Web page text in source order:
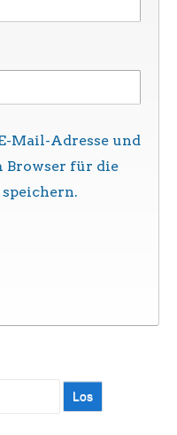
Mail-Adresse und
Browser für die